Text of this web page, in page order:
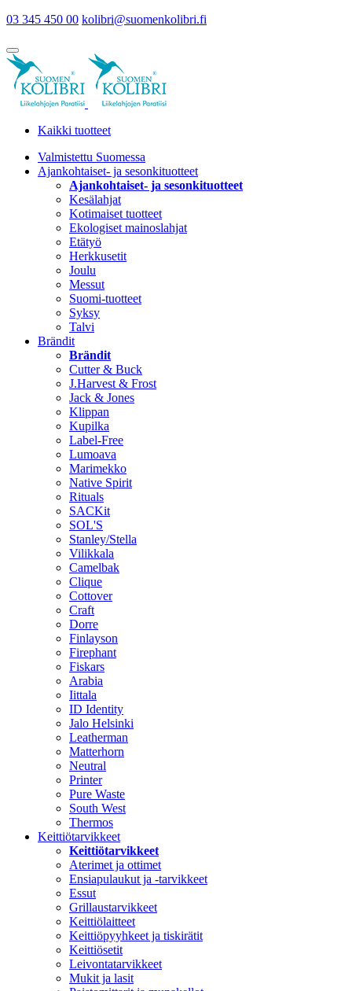
03 345 450 00 kolibri@suomenkolibri.fi
Kaikki tuotteet
Valmistettu Suomessa
Ajankohtaiset- ja sesonkituotteet
Ajankohtaiset- ja sesonkituotteet
Kesälahjat
Kotimaiset tuotteet
Ekologiset mainoslahjat
Etätyö
Herkkusetit
Joulu
Messut
Suomi-tuotteet
Syksy
Talvi
Brändit
Brändit
Cutter & Buck
J.Harvest & Frost
Jack & Jones
Klippan
Kupilka
Label-Free
Lumoava
Marimekko
Native Spirit
Rituals
SACKit
SOL'S
Stanley/Stella
Vilikkala
Camelbak
Clique
Cottover
Craft
Dorre
Finlayson
Firephant
Fiskars
Arabia
Iittala
ID Identity
Jalo Helsinki
Leatherman
Matterhorn
Neutral
Printer
Pure Waste
South West
Thermos
Keittiötarvikkeet
Keittiötarvikkeet
Aterimet ja ottimet
Ensiapulaukut ja -tarvikkeet
Essut
Grillaustarvikkeet
Keittiölaitteet
Keittiöpyyhkeet ja tiskirätit
Keittiösetit
Leivontatarvikkeet
Mukit ja lasit